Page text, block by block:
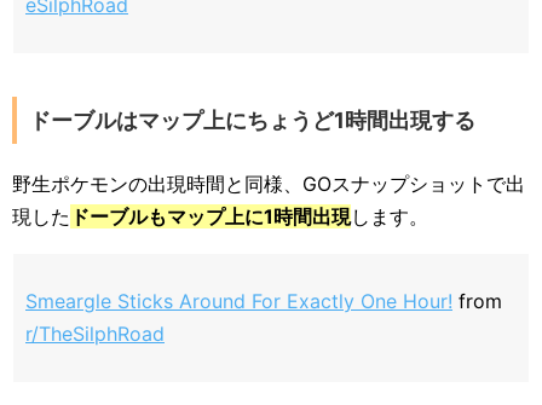
eSilphRoad
ドーブルはマップ上にちょうど1時間出現する
野生ポケモンの出現時間と同様、GOスナップショットで出
現した ドーブルもマップ上に1時間出現します。
Smeargle Sticks Around For Exactly One Hour! from
r/TheSilphRoad